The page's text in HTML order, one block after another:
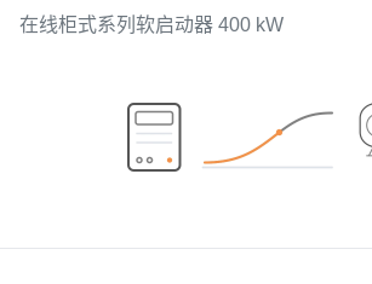
在线柜式系列软启动器 400 kW